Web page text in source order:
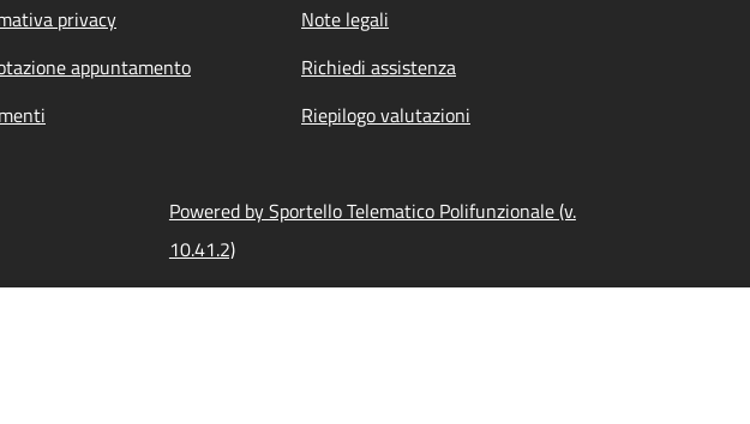
privacy
Note legali
appuntamento
Richiedi assistenza
Riepilogo valutazioni
Powered by Sportello Telematico Polifunzionale (v.
10.41.2)